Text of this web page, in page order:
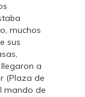
muchos
sus
a
(Plaza de
mando de